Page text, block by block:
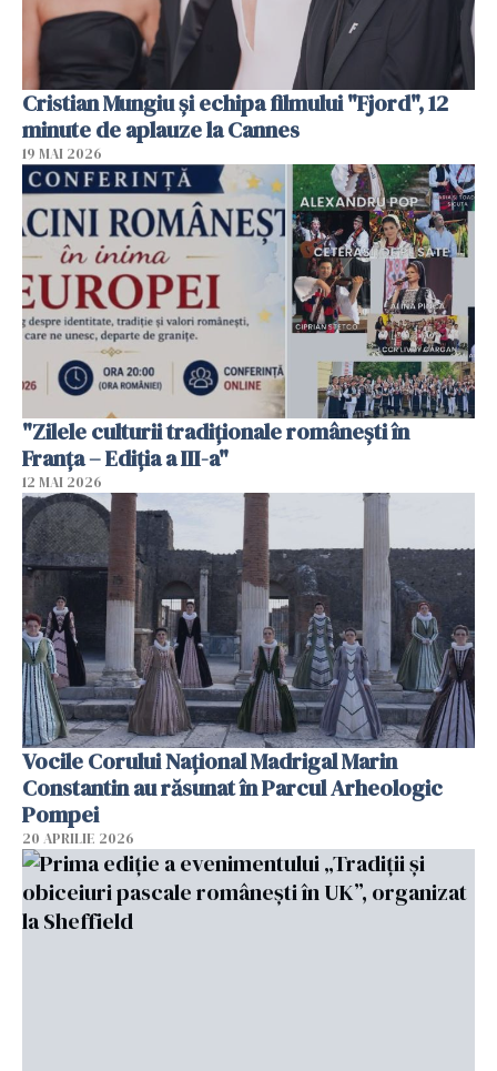
Cristian Mungiu şi echipa filmului "Fjord", 12
minute de aplauze la Cannes
19 MAI 2026
"Zilele culturii tradiționale românești în
Franța – Ediția a III-a"
12 MAI 2026
Vocile Corului Național Madrigal Marin
Constantin au răsunat în Parcul Arheologic
Pompei
20 APRILIE 2026